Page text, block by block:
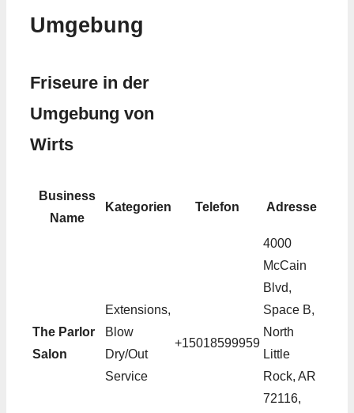
Umgebung
Friseure in der
Umgebung von
Wirts
Business
Name
Kategorien Telefon Adresse
The Parlor
Salon
Extensions,
Blow
Dry/Out
Service
+15018599959
4000
McCain
Blvd,
Space B,
North
Little
Rock, AR
72116,